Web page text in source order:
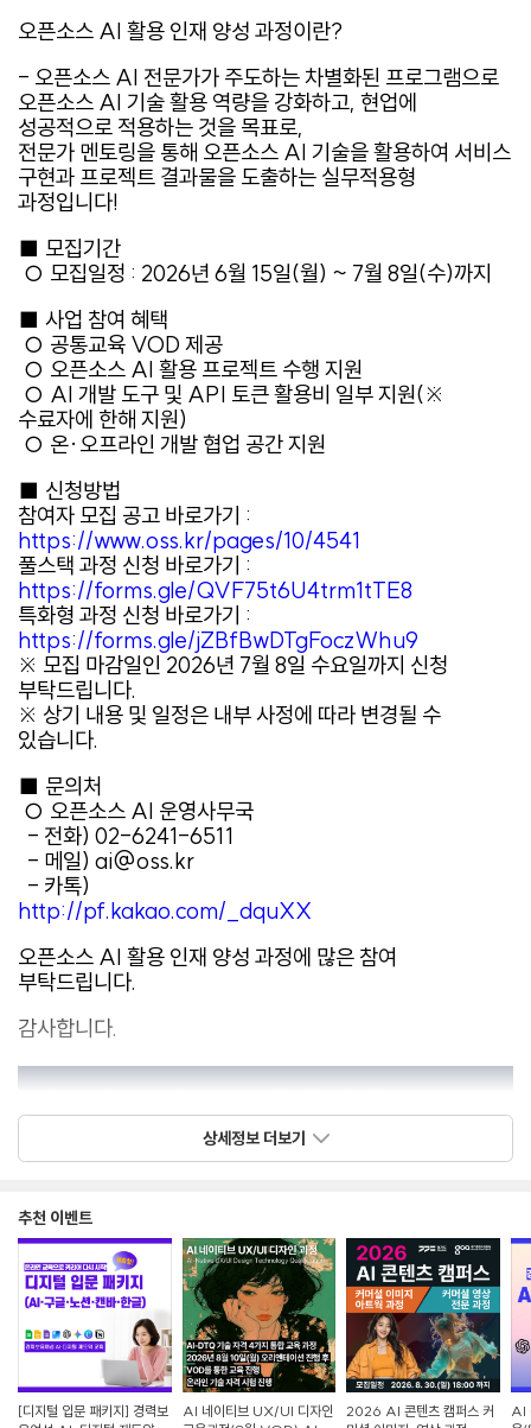
오픈소스 AI 활용 인재 양성 과정이란?
- 오픈소스 AI 전문가가 주도하는 차별화된 프로그램으로
오픈소스 AI 기술 활용 역량을 강화하고, 현업에
성공적으로 적용하는 것을 목표로,
전문가 멘토링을 통해 오픈소스 AI 기술을 활용하여 서비스
구현과 프로젝트 결과물을 도출하는 실무적용형
과정입니다!
■ 모집기간
○ 모집일정 : 2026년 6월 15일(월) ~ 7월 8일(수)까지
■ 사업 참여 혜택
○ 공통교육 VOD 제공
○ 오픈소스 AI 활용 프로젝트 수행 지원
○ AI 개발 도구 및 API 토큰 활용비 일부 지원(※
수료자에 한해 지원)
○ 온·오프라인 개발 협업 공간 지원
■ 신청방법
참여자 모집 공고 바로가기 :
https://www.oss.kr/pages/10/4541
풀스택 과정 신청 바로가기 :
https://forms.gle/QVF75t6U4trm1tTE8
특화형 과정 신청 바로가기 :
https://forms.gle/jZBfBwDTgFoczWhu9
※ 모집 마감일인 2026년 7월 8일 수요일까지 신청
부탁드립니다.
※ 상기 내용 및 일정은 내부 사정에 따라 변경될 수
있습니다.
■ 문의처
○ 오픈소스 AI 운영사무국
- 전화) 02-6241-6511
- 메일) ai@oss.kr
- 카톡)
http://pf.kakao.com/_dquXX
오픈소스 AI 활용 인재 양성 과정에 많은 참여
부탁드립니다.
감사합니다.
상세정보 더보기
추천 이벤트
[디지털 입문 패키지] 경력보
AI 네이티브 UX/UI 디자인
2026 AI 콘텐츠 캠퍼스 커
AI